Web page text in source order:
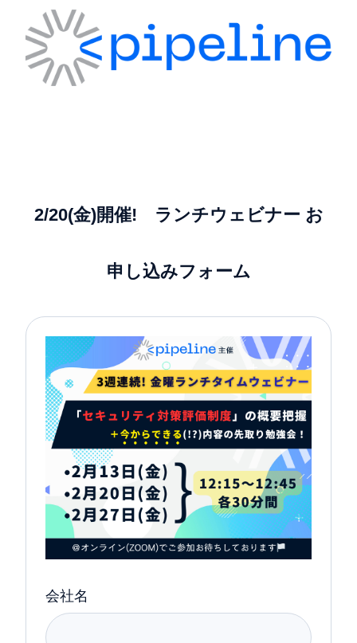
2/20(金)開催! ランチウェビナー お
申し込みフォーム
会社名